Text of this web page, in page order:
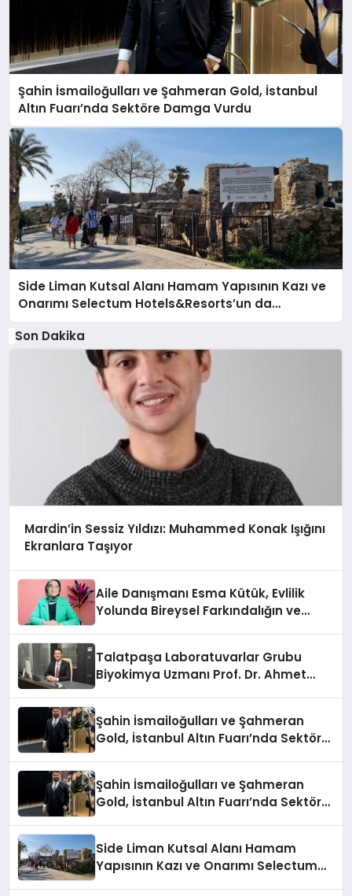
Şahin İsmailoğulları ve Şahmeran Gold, İstanbul
Altın Fuarı’nda Sektöre Damga Vurdu
Side Liman Kutsal Alanı Hamam Yapısının Kazı ve
Onarımı Selectum Hotels&Resorts’un da
Katkılarıyla Tamamlandı
Son Dakika
Mardin’in Sessiz Yıldızı: Muhammed Konak Işığını
Ekranlara Taşıyor
Aile Danışmanı Esma Kütük, Evlilik
Yolunda Bireysel Farkındalığın ve
Talatpaşa Laboratuvarlar Grubu
Biyokimya Uzmanı Prof. Dr. Ahmet
Şahin İsmailoğulları ve Şahmeran
Gold, İstanbul Altın Fuarı’nda Sektöre
Şahin İsmailoğulları ve Şahmeran
Gold, İstanbul Altın Fuarı’nda Sektöre
Side Liman Kutsal Alanı Hamam
Yapısının Kazı ve Onarımı Selectum